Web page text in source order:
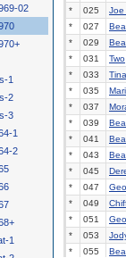
*
025 Joe
*
027
*
029
*
031 Two
*
033
*
035
*
037
*
039
*
041
*
043
*
045
*
047
*
049
*
051
*
053
*
055
02
1
2
3
1
2
1